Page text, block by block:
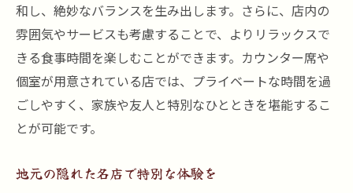
和し、絶妙なバランスを生み出します。さらに、店内の
雰囲気やサービスも考慮することで、よりリラックスで
きる食事時間を楽しむことができます。カウンター席や
個室が用意されている店では、プライベートな時間を過
ごしやすく、家族や友人と特別なひとときを堪能するこ
とが可能です。
地元の隠れた名店で特別な体験を